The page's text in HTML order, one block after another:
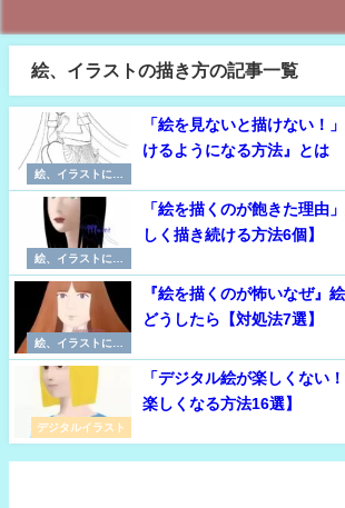
絵、イラストの描き方の記事一覧
絵、イラストに必
要な考え方
「絵を見ないと描けない！
けるようになる方法』とは
絵、イラストに必
要な考え方
「絵を描くのが飽きた理由
しく描き続ける方法6個】
絵、イラストに必
要な考え方
『絵を描くのが怖いなぜ』
どうしたら【対処法7選】
デジタルイラスト
「デジタル絵が楽しくない
楽しくなる方法16選】